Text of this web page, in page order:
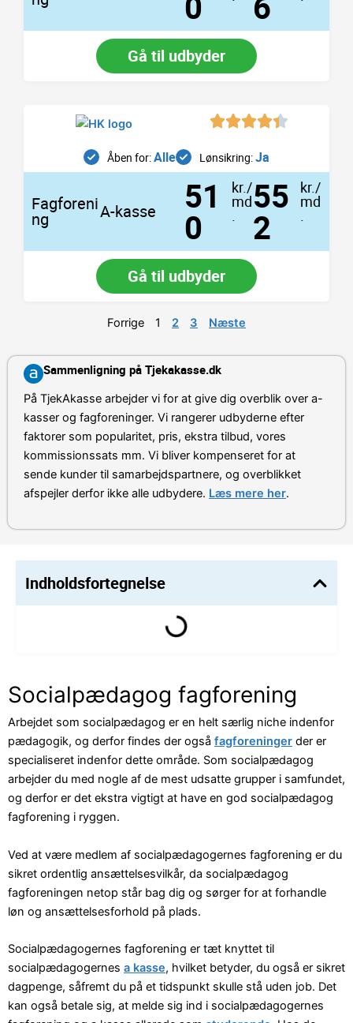
Gå til udbyder
Åben for:Alle Lønsikring:Ja
Fagforeni
ng A-kasse 51
0
kr./
md55
2
kr./
md
Gå til udbyder
Forrige 1 2 3 Næste
Sammenligning på Tjekakasse.dk
På TjekAkasse arbejder vi for at give dig overblik over a-
kasser og fagforeninger. Vi rangerer udbyderne efter
faktorer som popularitet, pris, ekstra tilbud, vores
kommissionssats mm. Vi bliver kompenseret for at
sende kunder til samarbejdspartnere, og overblikket
afspejler derfor ikke alle udbydere. Læs mere her.
Indholdsfortegnelse
Socialpædagog fagforening
Arbejdet som socialpædagog er en helt særlig niche indenfor
pædagogik, og derfor findes der også fagforeninger der er
specialiseret indenfor dette område. Som socialpædagog
arbejder du med nogle af de mest udsatte grupper i samfundet,
og derfor er det ekstra vigtigt at have en god socialpædagog
fagforening i ryggen.
Ved at være medlem af socialpædagogernes fagforening er du
sikret ordentlig ansættelsesvilkår, da socialpædagog
fagforeningen netop står bag dig og sørger for at forhandle
løn og ansættelsesforhold på plads.
Socialpædagogernes fagforening er tæt knyttet til
socialpædagogernes a kasse, hvilket betyder, du også er sikret
dagpenge, såfremt du på et tidspunkt skulle stå uden job. Det
kan også betale sig, at melde sig ind i socialpædagogernes